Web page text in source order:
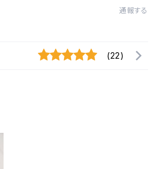
通報する
(22)